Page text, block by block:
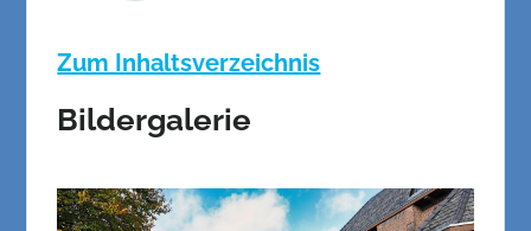
Zum Inhaltsverzeichnis
Bildergalerie